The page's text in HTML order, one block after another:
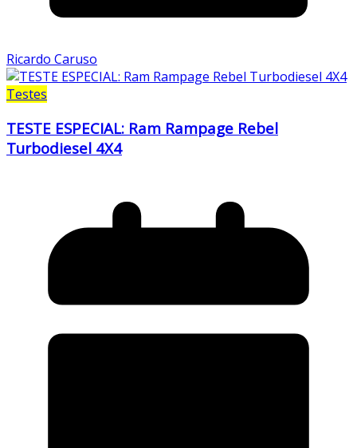
Ricardo Caruso
Testes
TESTE ESPECIAL: Ram Rampage Rebel
Turbodiesel 4X4